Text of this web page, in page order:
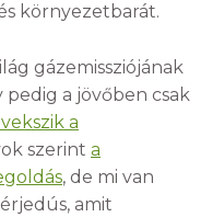
környezetbarát.
gázemissziójának
pedig a jövőben csak
a
szerint a
, de mi van
amit